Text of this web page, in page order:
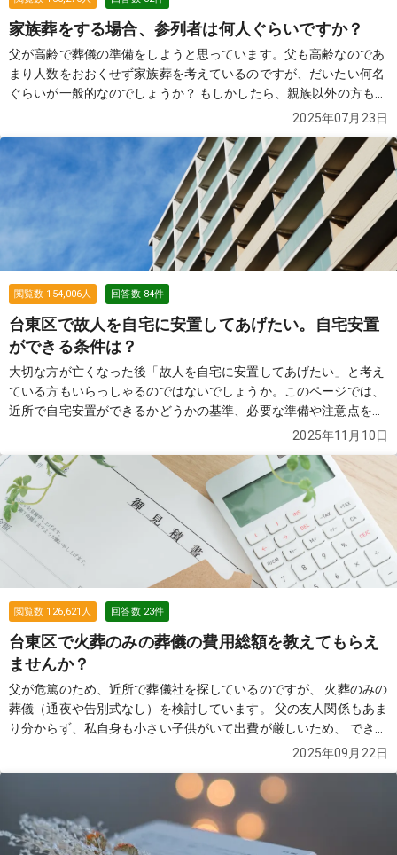
家族葬をする場合、参列者は何人ぐらいですか？
父が高齢で葬儀の準備をしようと思っています。父も高齢なのであ
まり人数をおおくせず家族葬を考えているのですが、だいたい何名
ぐらいが一般的なのでしょうか？ もしかしたら、親族以外の方も参
列する可能性があります。 その場合は、お断りした方がよろしいで
2025年07月23日
閲覧数 154,006人 回答数 84件
台東区で故人を自宅に安置してあげたい。自宅安置
ができる条件は？
大切な方が亡くなった後「故人を自宅に安置してあげたい」と考え
ている方もいらっしゃるのではないでしょうか。このページでは、
近所で自宅安置ができるかどうかの基準、必要な準備や注意点を解
2025年11月10日
閲覧数 126,621 人 回答数 23件
台東区で火葬のみの葬儀の費用総額を教えてもらえ
ませんか？
父が危篤のため、近所で葬儀社を探しているのですが、 火葬のみの
葬儀（通夜や告別式なし）を検討しています。 父の友人関係もあま
り分からず、私自身も小さい子供がいて出費が厳しいため、 できる
が、 実際には総額で35万円ほどになりました。 担当者に確認した
ところ、火葬場の料金やその他の費用は別途必要になるとのこと
で、 結局は思っていたよりも高額になってしまい、正直納得がいっ
ていません。 もちろん76,000円だけでできないことは理解しまし
2025年09月22日